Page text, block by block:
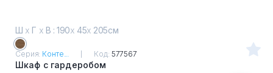
Ш х Г х В : 190х 45х 205см
Серия: Конте... Код: 577567
Шкаф с гардеробом